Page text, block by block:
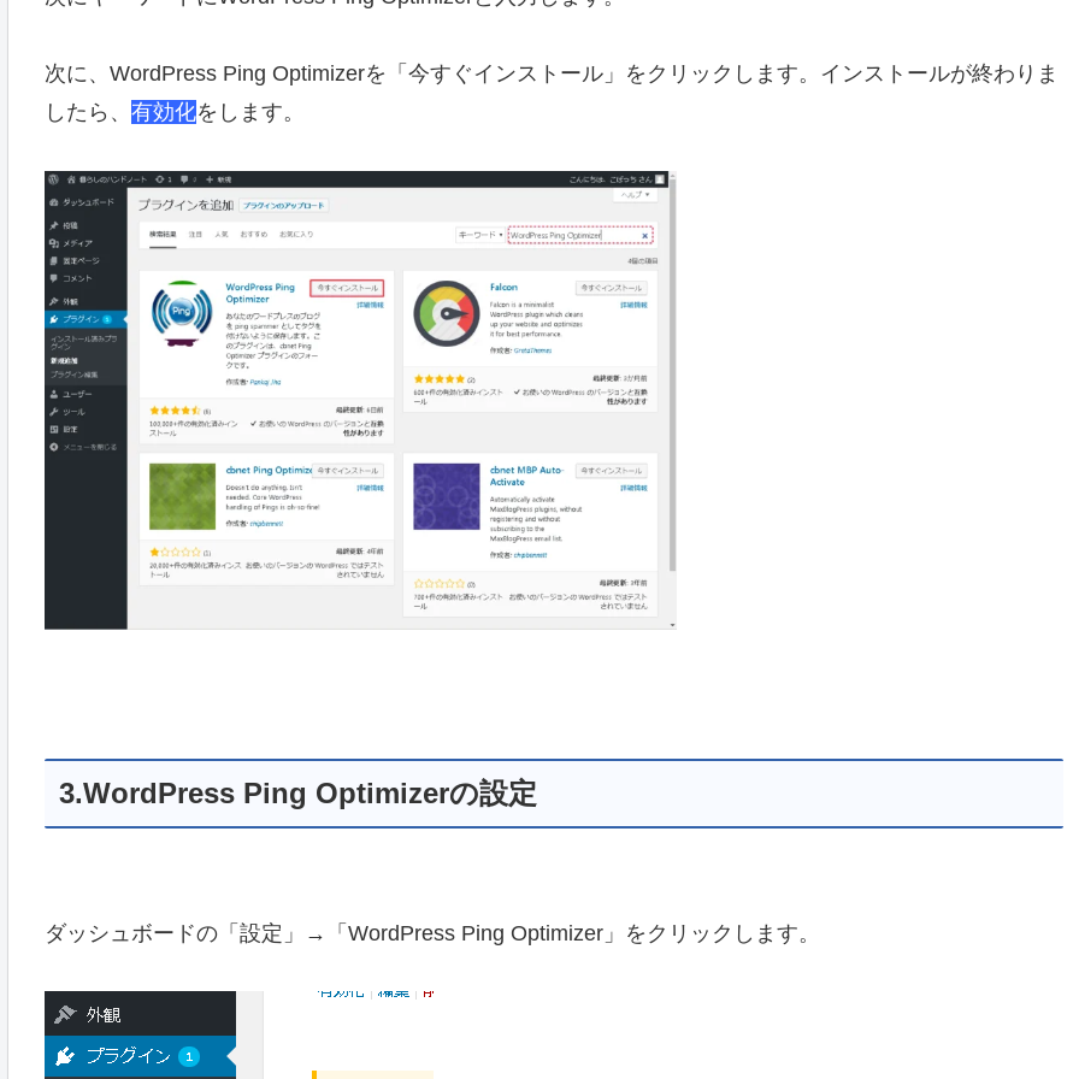
次に、WordPress Ping Optimizerを「今すぐインストール」をクリックします。インストールが終わりま
したら、 有効化をします。
3.WordPress Ping Optimizerの設定
ダッシュボードの「設定」→「WordPress Ping Optimizer」をクリックします。